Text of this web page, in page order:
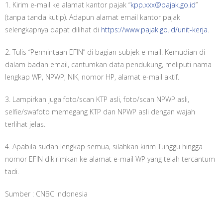
1. Kirim e-mail ke alamat kantor pajak “kpp.xxx@pajak.go.id”
(tanpa tanda kutip). Adapun alamat email kantor pajak
selengkapnya dapat dilihat di https://www.pajak.go.id/unit-kerja.
2. Tulis “Permintaan EFIN” di bagian subjek e-mail. Kemudian di
dalam badan email, cantumkan data pendukung, meliputi nama
lengkap WP, NPWP, NIK, nomor HP, alamat e-mail aktif.
3. Lampirkan juga foto/scan KTP asli, foto/scan NPWP asli,
selfie/swafoto memegang KTP dan NPWP asli dengan wajah
terlihat jelas.
4. Apabila sudah lengkap semua, silahkan kirim Tunggu hingga
nomor EFIN dikirimkan ke alamat e-mail WP yang telah tercantum
tadi.
Sumber : CNBC Indonesia